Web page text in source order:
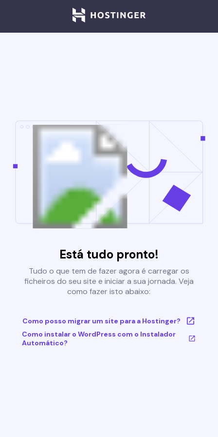
Está tudo pronto!
Tudo o que tem de fazer agora é carregar os
ficheiros do seu site e iniciar a sua jornada. Veja
como fazer isto abaixo:
Como posso migrar um site para a Hostinger?
Como instalar o WordPress com o Instalador
Automático?